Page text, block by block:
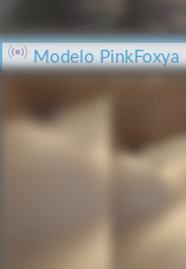
Modelo PinkFoxya